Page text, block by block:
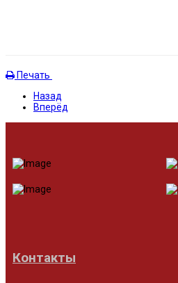
Печать
Назад
Вперёд
Контакты